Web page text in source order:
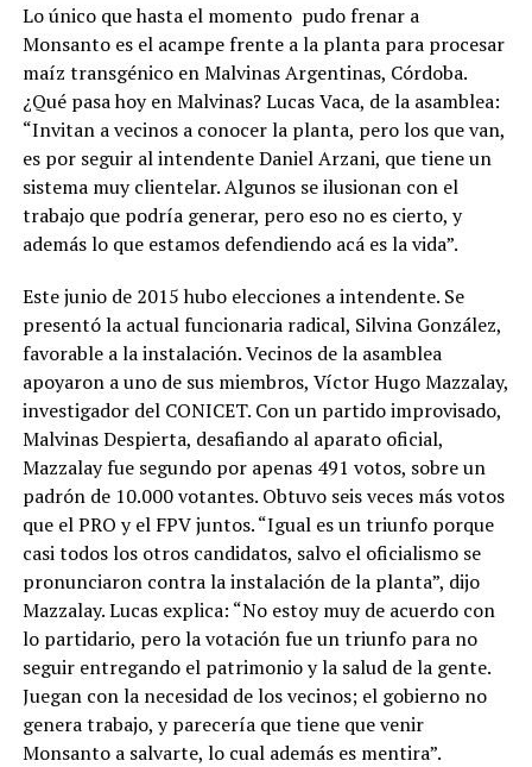
Lo único que hasta el momento pudo frenar a
Monsanto es el acampe frente a la planta para procesar
maíz transgénico en Malvinas Argentinas, Córdoba.
¿Qué pasa hoy en Malvinas? Lucas Vaca, de la asamblea:
“Invitan a vecinos a conocer la planta, pero los que van,
es por seguir al intendente Daniel Arzani, que tiene un
sistema muy clientelar. Algunos se ilusionan con el
trabajo que podría generar, pero eso no es cierto, y
además lo que estamos defendiendo acá es la vida”.
Este junio de 2015 hubo elecciones a intendente. Se
presentó la actual funcionaria radical, Silvina González,
favorable a la instalación. Vecinos de la asamblea
apoyaron a uno de sus miembros, Víctor Hugo Mazzalay,
investigador del CONICET. Con un partido improvisado,
Malvinas Despierta, desafiando al aparato oficial,
Mazzalay fue segundo por apenas 491 votos, sobre un
padrón de 10.000 votantes. Obtuvo seis veces más votos
que el PRO y el FPV juntos. “Igual es un triunfo porque
casi todos los otros candidatos, salvo el oficialismo se
pronunciaron contra la instalación de la planta”, dijo
Mazzalay. Lucas explica: “No estoy muy de acuerdo con
lo partidario, pero la votación fue un triunfo para no
seguir entregando el patrimonio y la salud de la gente.
Juegan con la necesidad de los vecinos; el gobierno no
genera trabajo, y parecería que tiene que venir
Monsanto a salvarte, lo cual además es mentira”.